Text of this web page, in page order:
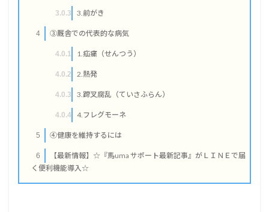
3.0.3 3.前がき
4 ③厩舎での代表的な病気
4.0.1 1.疝痛（せんつう）
4.0.2 2.熱発
4.0.3 3.蹄叉腐乱（ていさふらん）
4.0.4 4.フレグモーネ
5 ④健康を維持するには
6
【最新情報】☆『馬uma サポート最新記事』がＬＩＮＥで届
く便利機能導入☆